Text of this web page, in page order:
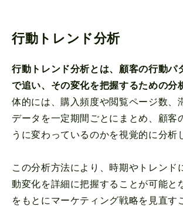
行動トレンド分析
行動トレンド分析とは、顧客の行動パ
で追い、その変化を把握するための分
体的には、購入頻度や閲覧ページ数、
データを一定期間ごとにまとめ、顧客
うに変わっているのかを視覚的に分析
この分析方法により、時期やトレンド
動変化を詳細に把握することが可能と
をもとにマーケティング戦略を見直す